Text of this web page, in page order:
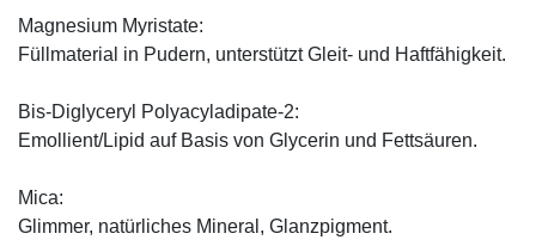
Magnesium Myristate:
Füllmaterial in Pudern, unterstützt Gleit- und Haftfähigkeit.
Bis-Diglyceryl Polyacyladipate-2:
Emollient/Lipid auf Basis von Glycerin und Fettsäuren.
Mica:
Glimmer, natürliches Mineral, Glanzpigment.